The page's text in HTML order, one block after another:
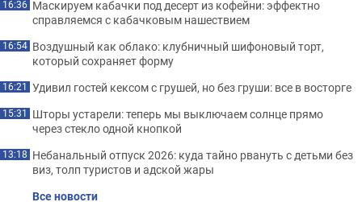
16:36 Маскируем кабачки под десерт из кофейни: эффектно
справляемся с кабачковым нашествием
16:54 Воздушный как облако: клубничный шифоновый торт,
который сохраняет форму
16:21 Удивил гостей кексом с грушей, но без груши: все в восторге
15:31 Шторы устарели: теперь мы выключаем солнце прямо
через стекло одной кнопкой
13:18 Небанальный отпуск 2026: куда тайно рвануть с детьми без
виз, толп туристов и адской жары
Все новости